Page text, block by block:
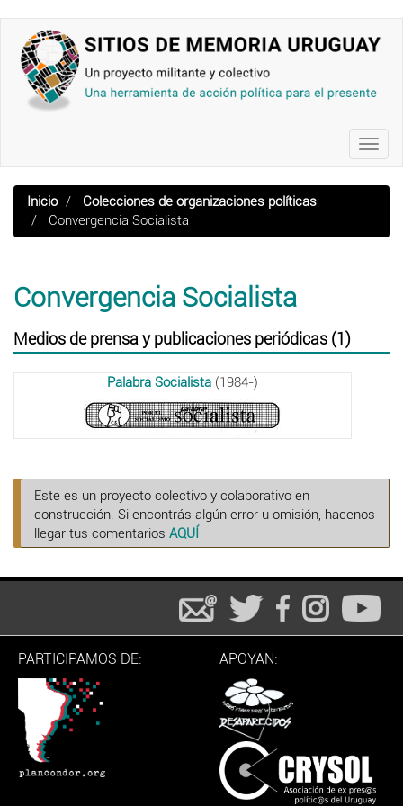
contenido
principal
Inicio
Colecciones de organizaciones políticas
Convergencia Socialista
Convergencia Socialista
Medios de prensa y publicaciones periódicas (1)
Palabra Socialista (1984-)
Este es un proyecto colectivo y colaborativo en
construcción. Si encontrás algún error u omisión, hacenos
llegar tus comentarios AQUÍ
PARTICIPAMOS DE: APOYAN: